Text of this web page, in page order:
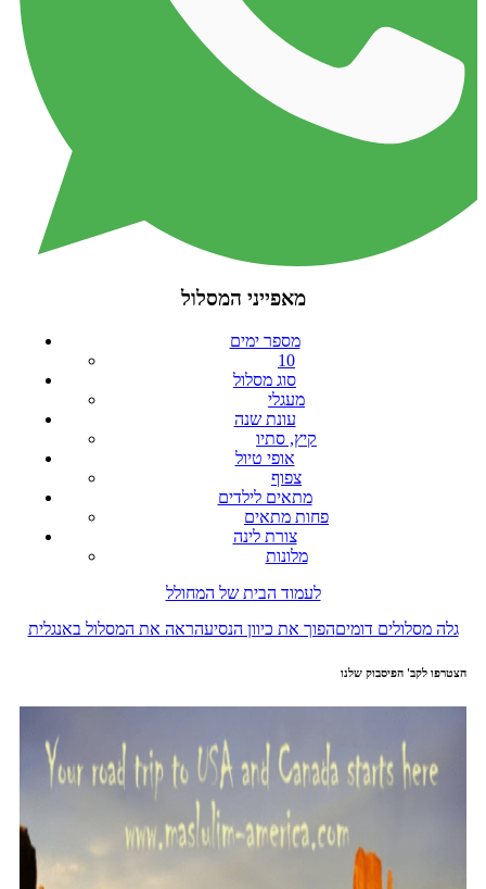
מאפייני המסלול
מספר ימים
10
סוג מסלול
מעגלי
עונת שנה
קיץ, סתיו
אופי טיול
צפוף
מתאים לילדים
פחות מתאים
צורת לינה
מלונות
לעמוד הבית של המחולל
גלה מסלולים דומיםהפוך את כיוון הנסיעהראה את המסלול באנגלית
הצטרפו לקב' הפיסבוק שלנו